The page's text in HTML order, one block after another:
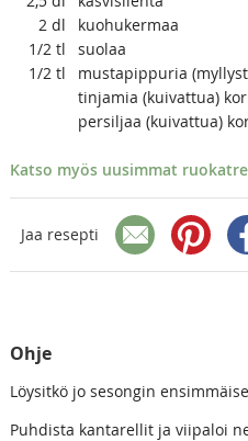
2 dl
kuohukermaa
1/2 tl
suolaa
1/2 tl
mustapippuria
tinjamia (kuivattua)
persiljaa (kuivattua)
Katso myös uusimmat
Jaa resepti
Ohje
Löysitkö jo sesongin
Puhdista kantarellit ja viipaloi